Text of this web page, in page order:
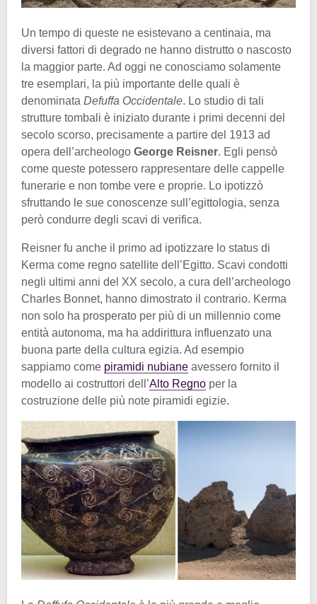
Un tempo di queste ne esistevano a centinaia, ma
diversi fattori di degrado ne hanno distrutto o nascosto
la maggior parte. Ad oggi ne conosciamo solamente
tre esemplari, la più importante delle quali è
denominata Defuffa Occidentale. Lo studio di tali
strutture tombali è iniziato durante i primi decenni del
secolo scorso, precisamente a partire del 1913 ad
opera dell’archeologo George Reisner. Egli pensò
come queste potessero rappresentare delle cappelle
funerarie e non tombe vere e proprie. Lo ipotizzò
sfruttando le sue conoscenze sull’egittologia, senza
però condurre degli scavi di verifica.
Reisner fu anche il primo ad ipotizzare lo status di
Kerma come regno satellite dell’Egitto. Scavi condotti
negli ultimi anni del XX secolo, a cura dell’archeologo
Charles Bonnet, hanno dimostrato il contrario. Kerma
non solo ha prosperato per più di un millennio come
entità autonoma, ma ha addirittura influenzato una
buona parte della cultura egizia. Ad esempio
sappiamo come piramidi nubiane avessero fornito il
modello ai costruttori dell’Alto Regno per la
costruzione delle più note piramidi egizie.